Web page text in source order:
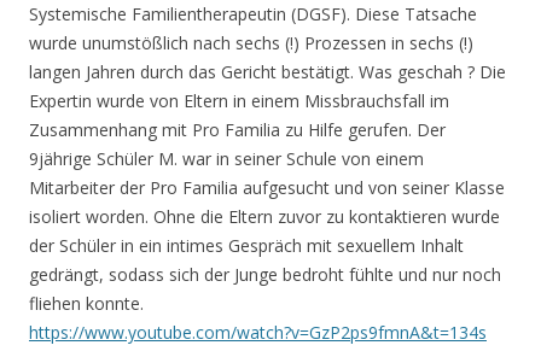
Systemische Familientherapeutin (DGSF). Diese Tatsache
wurde unumstößlich nach sechs (!) Prozessen in sechs (!)
langen Jahren durch das Gericht bestätigt. Was geschah ? Die
Expertin wurde von Eltern in einem Missbrauchsfall im
Zusammenhang mit Pro Familia zu Hilfe gerufen. Der
9jährige Schüler M. war in seiner Schule von einem
Mitarbeiter der Pro Familia aufgesucht und von seiner Klasse
isoliert worden. Ohne die Eltern zuvor zu kontaktieren wurde
der Schüler in ein intimes Gespräch mit sexuellem Inhalt
gedrängt, sodass sich der Junge bedroht fühlte und nur noch
fliehen konnte.
https://www.youtube.com/watch?v=GzP2ps9fmnA&t=134s